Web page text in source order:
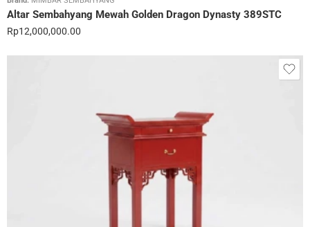
Altar Sembahyang Mewah Golden Dragon Dynasty 389STC
Rp12,000,000.00